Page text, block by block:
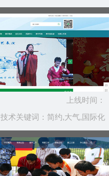
上线时间：
2019.01
技术关键词：简约,大气,国际化